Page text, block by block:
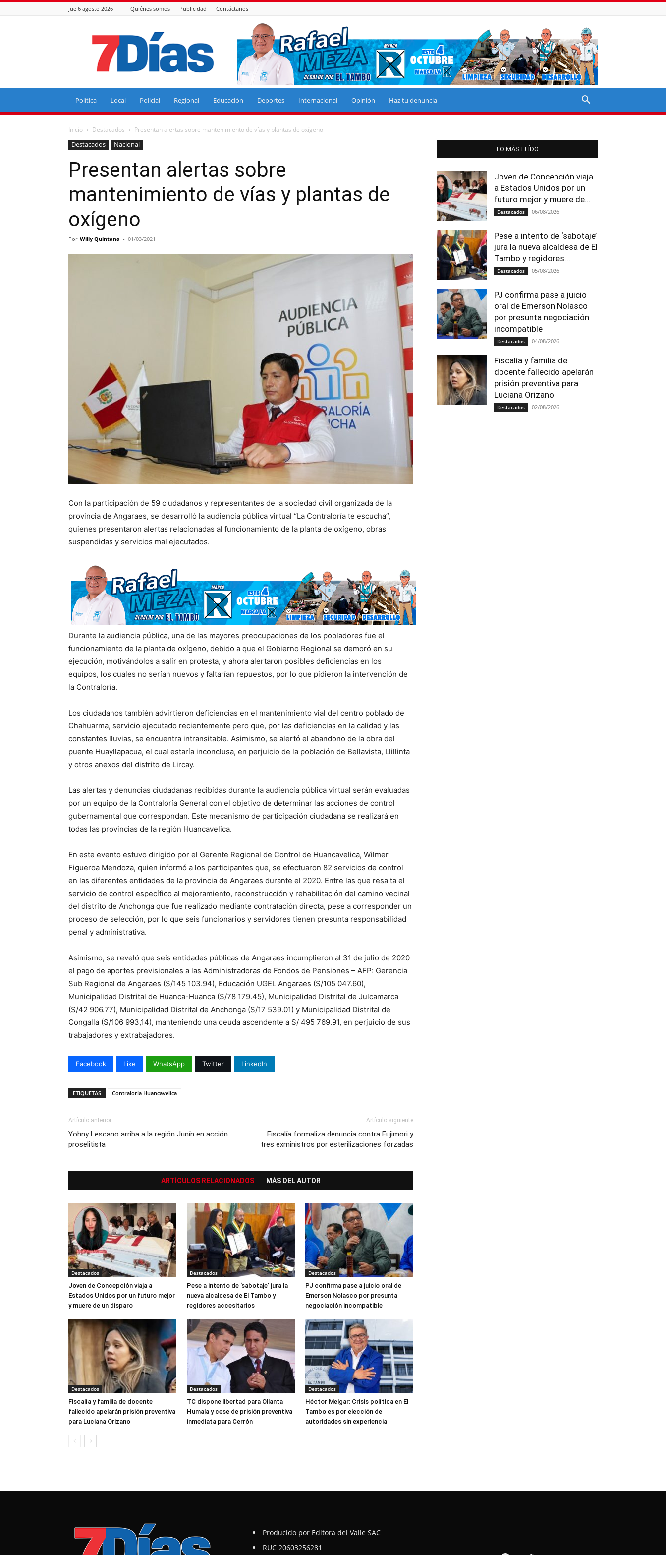
Jue 6 agosto 2026 Quiénes somos Publicidad Contáctanos
7
Días
Política Local Policial Regional Educación Deportes Internacional Opinión Haz tu denuncia
Inicio Destacados Presentan alertas sobre mantenimiento de vías y plantas de oxígeno
Destacados Nacional
Presentan alertas sobre
mantenimiento de vías y plantas de
oxígeno
Por Willy Quintana - 01/03/2021
Con la participación de 59 ciudadanos y representantes de la sociedad civil organizada de la
provincia de Angaraes, se desarrolló la audiencia pública virtual “La Contraloría te escucha”,
quienes presentaron alertas relacionadas al funcionamiento de la planta de oxígeno, obras
suspendidas y servicios mal ejecutados.
Durante la audiencia pública, una de las mayores preocupaciones de los pobladores fue el
funcionamiento de la planta de oxígeno, debido a que el Gobierno Regional se demoró en su
ejecución, motivándolos a salir en protesta, y ahora alertaron posibles deficiencias en los
equipos, los cuales no serían nuevos y faltarían repuestos, por lo que pidieron la intervención de
la Contraloría.
Los ciudadanos también advirtieron deficiencias en el mantenimiento vial del centro poblado de
Chahuarma, servicio ejecutado recientemente pero que, por las deficiencias en la calidad y las
constantes lluvias, se encuentra intransitable. Asimismo, se alertó el abandono de la obra del
puente Huayllapacua, el cual estaría inconclusa, en perjuicio de la población de Bellavista, Llillinta
y otros anexos del distrito de Lircay.
Las alertas y denuncias ciudadanas recibidas durante la audiencia pública virtual serán evaluadas
por un equipo de la Contraloría General con el objetivo de determinar las acciones de control
gubernamental que correspondan. Este mecanismo de participación ciudadana se realizará en
todas las provincias de la región Huancavelica.
En este evento estuvo dirigido por el Gerente Regional de Control de Huancavelica, Wilmer
Figueroa Mendoza, quien informó a los participantes que, se efectuaron 82 servicios de control
en las diferentes entidades de la provincia de Angaraes durante el 2020. Entre las que resalta el
servicio de control específico al mejoramiento, reconstrucción y rehabilitación del camino vecinal
del distrito de Anchonga que fue realizado mediante contratación directa, pese a corresponder un
proceso de selección, por lo que seis funcionarios y servidores tienen presunta responsabilidad
penal y administrativa.
Asimismo, se reveló que seis entidades públicas de Angaraes incumplieron al 31 de julio de 2020
el pago de aportes previsionales a las Administradoras de Fondos de Pensiones – AFP: Gerencia
Sub Regional de Angaraes (S/145 103.94), Educación UGEL Angaraes (S/105 047.60),
Municipalidad Distrital de Huanca-Huanca (S/78 179.45), Municipalidad Distrital de Julcamarca
(S/42 906.77), Municipalidad Distrital de Anchonga (S/17 539.01) y Municipalidad Distrital de
Congalla (S/106 993,14), manteniendo una deuda ascendente a S/ 495 769.91, en perjuicio de sus
trabajadores y extrabajadores.
Facebook Like WhatsApp Twitter LinkedIn
ETIQUETAS Contraloría Huancavelica
Artículo anterior
Yohny Lescano arriba a la región Junín en acción
proselitista
Artículo siguiente
Fiscalía formaliza denuncia contra Fujimori y
tres exministros por esterilizaciones forzadas
ARTÍCULOS RELACIONADOS MÁS DEL AUTOR
Destacados
Joven de Concepción viaja a
Estados Unidos por un futuro mejor
y muere de un disparo
Destacados
Pese a intento de ‘sabotaje’ jura la
nueva alcaldesa de El Tambo y
regidores accesitarios
Destacados
PJ confirma pase a juicio oral de
Emerson Nolasco por presunta
negociación incompatible
Destacados
Fiscalía y familia de docente
fallecido apelarán prisión preventiva
para Luciana Orizano
Destacados
TC dispone libertad para Ollanta
Humala y cese de prisión preventiva
inmediata para Cerrón
Destacados
Héctor Melgar: Crisis política en El
Tambo es por elección de
autoridades sin experiencia
LO MÁS LEÍDO
Joven de Concepción viaja
a Estados Unidos por un
futuro mejor y muere de...
Destacados 06/08/2026
Pese a intento de ‘sabotaje’
jura la nueva alcaldesa de El
Tambo y regidores...
Destacados 05/08/2026
PJ confirma pase a juicio
oral de Emerson Nolasco
por presunta negociación
incompatible
Destacados 04/08/2026
Fiscalía y familia de
docente fallecido apelarán
prisión preventiva para
Luciana Orizano
Destacados 02/08/2026
Producido por Editora del Valle SAC
RUC 20603256281